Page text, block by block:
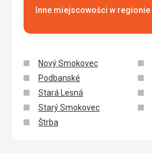
Inne miejscowości w regionie
Nový Smokovec
Podbanské
Stará Lesná
Starý Smokovec
Štrba